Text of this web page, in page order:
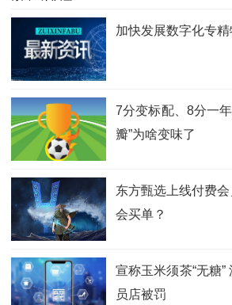
加快发展数字化专
7分变标配、8分一
瓣”为啥变味了
东方甄选上线付费
会买单？
宣称玉米须茶“无糖
员店被罚